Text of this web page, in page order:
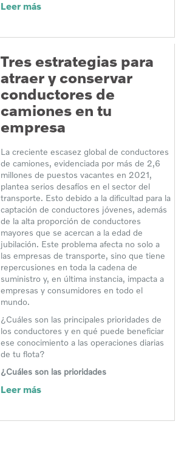
Leer más
Tres estrategias para
atraer y conservar
conductores de
camiones en tu
empresa
La creciente escasez global de conductores
de camiones, evidenciada por más de 2,6
millones de puestos vacantes en 2021,
plantea serios desafíos en el sector del
transporte. Esto debido a la dificultad para la
captación de conductores jóvenes, además
de la alta proporción de conductores
mayores que se acercan a la edad de
jubilación. Este problema afecta no solo a
las empresas de transporte, sino que tiene
repercusiones en toda la cadena de
suministro y, en última instancia, impacta a
empresas y consumidores en todo el
mundo.
¿Cuáles son las principales prioridades de
los conductores y en qué puede beneficiar
ese conocimiento a las operaciones diarias
de tu flota?
¿Cuáles son las prioridades
Leer más